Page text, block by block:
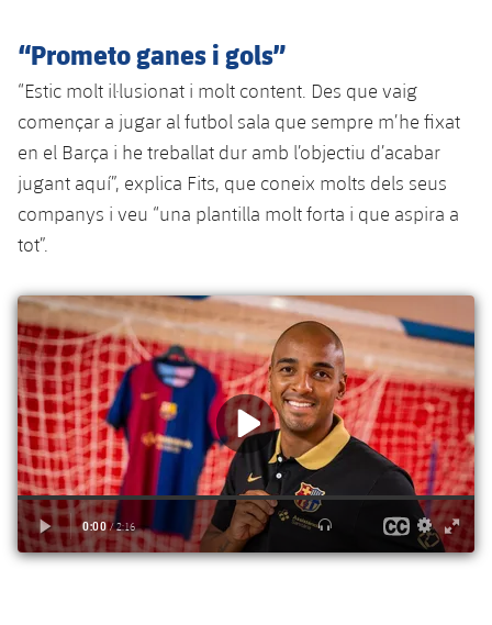
“Prometo ganes i gols”
“Estic molt il·lusionat i molt content. Des que vaig
començar a jugar al futbol sala que sempre m’he fixat
en el Barça i he treballat dur amb l’objectiu d’acabar
jugant aquí”, explica Fits, que coneix molts dels seus
companys i veu “una plantilla molt forta i que aspira a
tot”.